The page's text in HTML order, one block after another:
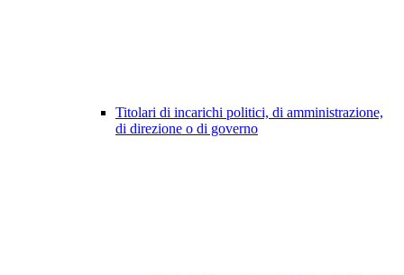
Titolari di incarichi politici, di amministrazione,
di direzione o di governo